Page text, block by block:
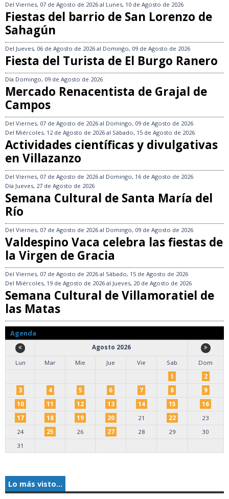
Del Viernes, 07 de Agosto de 2026 al Lunes, 10 de Agosto de 2026
Fiestas del barrio de San Lorenzo de
Sahagún
Del Jueves, 06 de Agosto de 2026 al Domingo, 09 de Agosto de 2026
Fiesta del Turista de El Burgo Ranero
Día Domingo, 09 de Agosto de 2026
Mercado Renacentista de Grajal de
Campos
Del Viernes, 07 de Agosto de 2026 al Domingo, 09 de Agosto de 2026
Del Miércoles, 12 de Agosto de 2026 al Sábado, 15 de Agosto de 2026
Actividades científicas y divulgativas
en Villazanzo
Del Viernes, 07 de Agosto de 2026 al Domingo, 16 de Agosto de 2026
Día Jueves, 27 de Agosto de 2026
Semana Cultural de Santa María del
Río
Del Viernes, 07 de Agosto de 2026 al Domingo, 09 de Agosto de 2026
Valdespino Vaca celebra las fiestas de
la Virgen de Gracia
Del Viernes, 07 de Agosto de 2026 al Sábado, 15 de Agosto de 2026
Del Miércoles, 19 de Agosto de 2026 al Jueves, 20 de Agosto de 2026
Semana Cultural de Villamoratiel de
las Matas
Agenda
Agosto 2026
Lun
Mar Mie Jue Vie Sab
Dom
1
2
3
4 5 6 7 8
9
10
11 12 13 14 15
16
17
18 19 20 21 22
23
24
25 26 27 28 29
30
31
Lo más visto...